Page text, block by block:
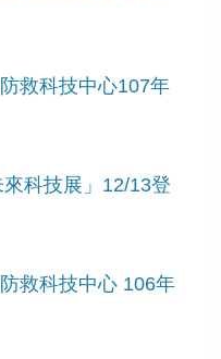
救科技中心107年
科技展」12/13登
救科技中心 106年